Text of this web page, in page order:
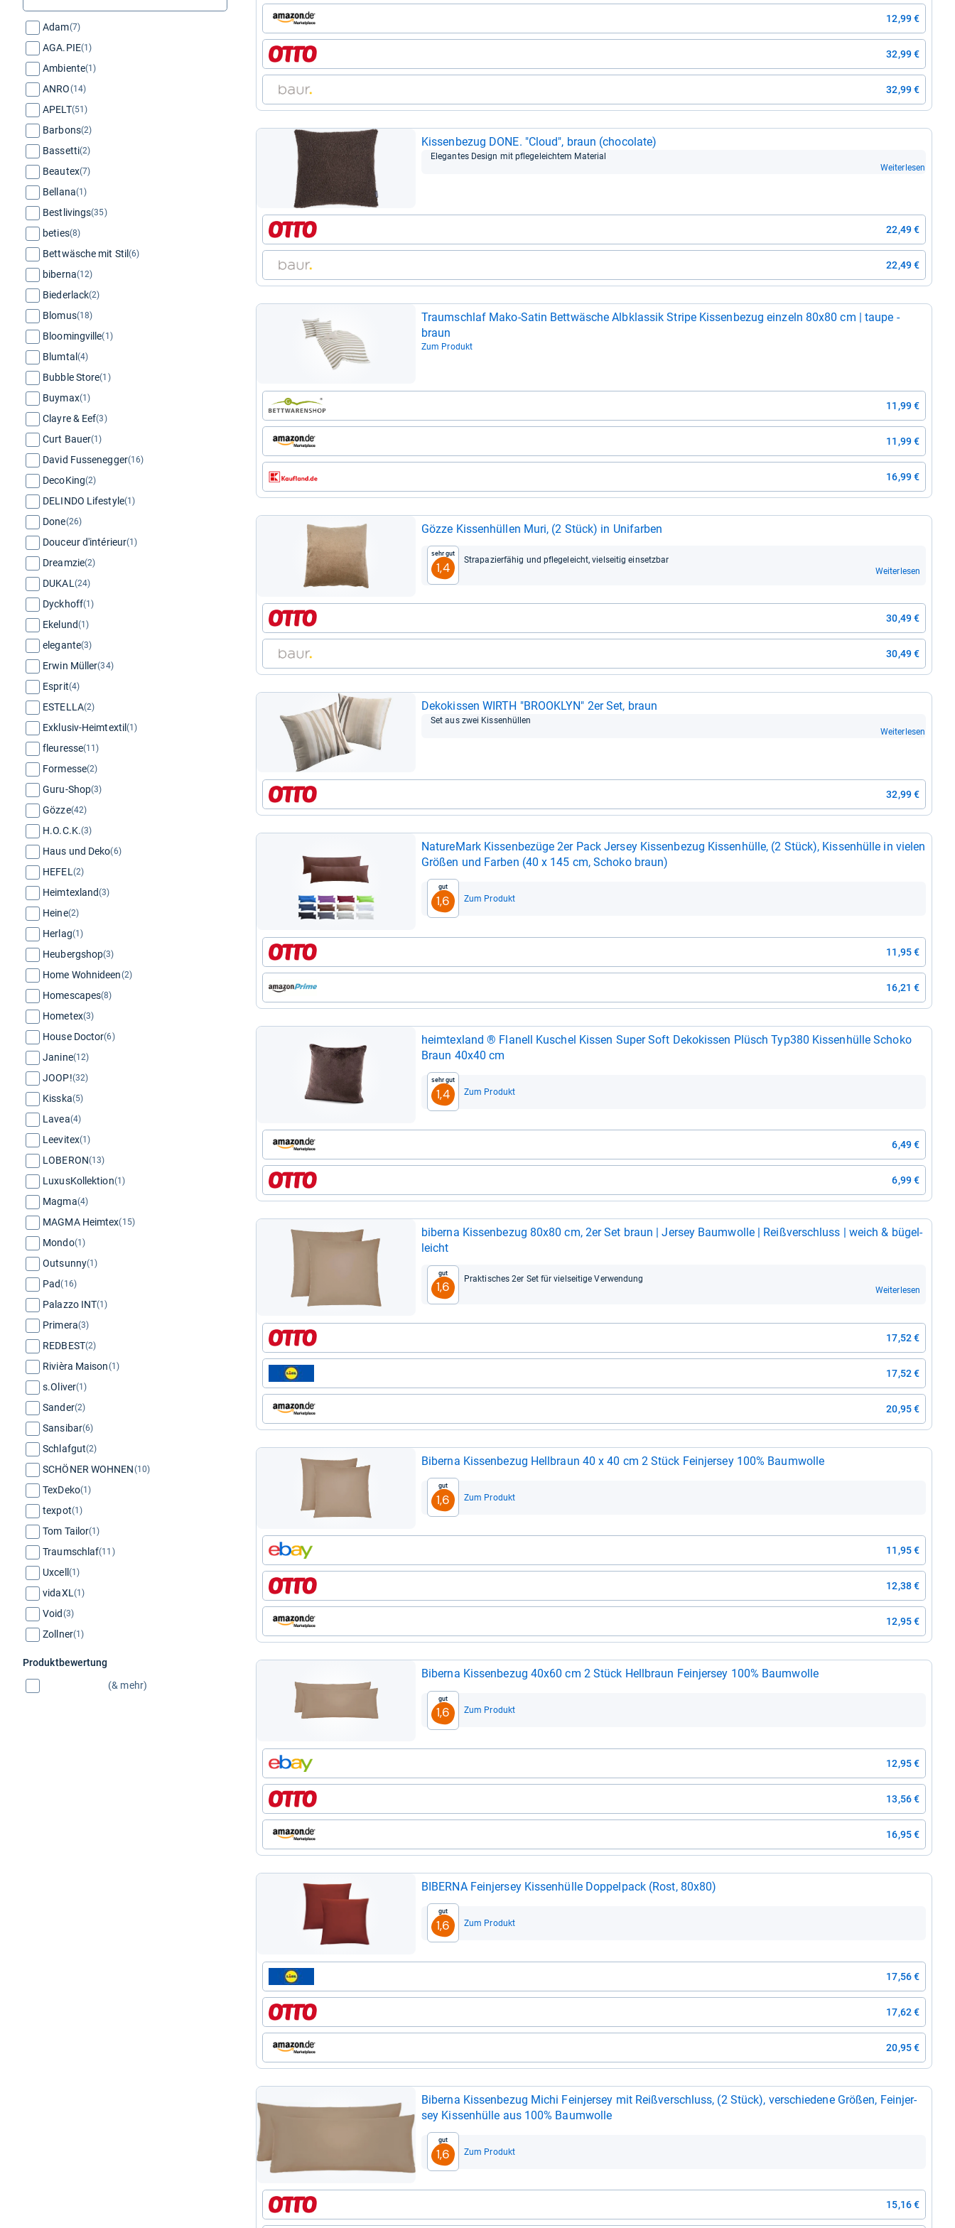
Adam(7)
AGA.PIE(1)
Ambiente(1)
ANRO(14)
APELT(51)
Barbons(2)
Bassetti(2)
Beautex(7)
Bellana(1)
Bestlivings(35)
beties(8)
Bettwäsche mit Stil(6)
biberna(12)
Biederlack(2)
Blomus(18)
Bloomingville(1)
Blumtal (4)
Bubble Store(1)
Buymax(1)
Clayre & Eef(3)
Curt Bauer(1)
David Fussenegger(16)
DecoKing(2)
DELINDO Lifestyle(1)
Done(26)
Douceur d'intérieur(1)
Dreamzie(2)
DUKAL (24)
Dyckhoff(1)
Ekelund(1)
elegante(3)
Erwin Müller(34)
Esprit(4)
ESTELLA(2)
Exklusiv-Heimtextil(1)
fleuresse(11)
Formesse(2)
Guru-Shop(3)
Gözze(42)
H.O.C.K.(3)
Haus und Deko(6)
HEFEL (2)
Heimtexland(3)
Heine(2)
Herlag(1)
Heubergshop(3)
Home Wohnideen(2)
Homescapes(8)
Hometex(3)
House Doctor(6)
Janine(12)
JOOP!(32)
Kisska(5)
Lavea(4)
Leevitex(1)
LOBERON(13)
LuxusKollektion(1)
Magma(4)
MAGMA Heimtex(15)
Mondo(1)
Outsunny(1)
Pad(16)
Palazzo INT(1)
Primera(3)
REDBEST(2)
Rivièra Maison(1)
s.Oliver(1)
Sander(2)
Sansibar(6)
Schlafgut(2)
SCHÖNER WOHNEN(10)
TexDeko(1)
texpot(1)
Tom Tailor(1)
Traumschlaf(11)
Uxcell (1)
vidaXL (1)
Void (3)
Zollner(1)
Produktbewertung
(& mehr)
12,99 €
32,99 €
32,99 €
Kis­sen­be­zug DONE. "Cloud", braun (cho­co­late)
Ele­gan­tes Design mit pfle­ge­leich­tem Mate­rial
Weiterlesen
22,49 €
22,49 €
Traum­schlaf Mako-​Satin Bett­wä­sche Alb­klas­sik Stripe Kis­sen­be­zug ein­zeln 80x80 cm | taupe -​
braun
Zum Produkt
11,99 €
11,99 €
16,99 €
Gözze Kis­sen­hül­len Muri, (2 Stück) in Uni­far­ben
Sehr gut
1,4
Stra­pa­zier­fä­hig und pfle­ge­leicht, viel­sei­tig ein­setz­bar
Weiterlesen
30,49 €
30,49 €
Deko­kis­sen WIRTH "BROO­KLYN" 2er Set, braun
Set aus zwei Kis­sen­hül­len
Weiterlesen
32,99 €
Natu­re­Mark Kis­sen­be­züge 2er Pack Jer­sey Kis­sen­be­zug Kis­sen­hülle, (2 Stück), Kis­sen­hülle in vie­len
Grö­ßen und Far­ben (40 x 145 cm, Schoko braun)
Gut
1,6 Zum Produkt
11,95 €
16,21 €
heim­tex­land ® Fla­nell Kuschel Kis­sen Super Soft Deko­kis­sen Plüsch Typ380 Kis­sen­hülle Schoko
Braun 40x40 cm
Sehr gut
1,4 Zum Produkt
6,49 €
6,99 €
biberna Kis­sen­be­zug 80x80 cm, 2er Set braun | Jer­sey Baum­wolle | Reiß­ver­schluss | weich & bügel­
leicht
Gut
1,6
Prak­ti­sches 2er Set für viel­sei­tige Ver­wen­dung
Weiterlesen
17,52 €
17,52 €
20,95 €
Biberna Kis­sen­be­zug Hell­braun 40 x 40 cm 2 Stück Fein­jer­sey 100% Baum­wolle
Gut
1,6 Zum Produkt
11,95 €
12,38 €
12,95 €
Biberna Kis­sen­be­zug 40x60 cm 2 Stück Hell­braun Fein­jer­sey 100% Baum­wolle
Gut
1,6 Zum Produkt
12,95 €
13,56 €
16,95 €
BIBERNA Fein­jer­sey Kis­sen­hülle Dop­pel­pack (Rost, 80x80)
Gut
1,6 Zum Produkt
17,56 €
17,62 €
20,95 €
Biberna Kis­sen­be­zug Michi Fein­jer­sey mit Reiß­ver­schluss, (2 Stück), ver­schie­dene Grö­ßen, Fein­jer­
sey Kis­sen­hülle aus 100% Baum­wolle
Gut
1,6 Zum Produkt
15,16 €